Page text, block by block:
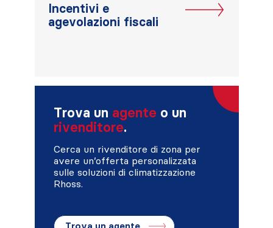
Incentivi e
agevolazioni fiscali
Trova un agente o un
rivenditore.
Cerca un rivenditore di zona per
avere un’offerta personalizzata
sulle soluzioni di climatizzazione
Rhoss.
Trova un agente